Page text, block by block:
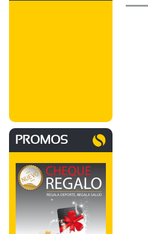
PROMOS